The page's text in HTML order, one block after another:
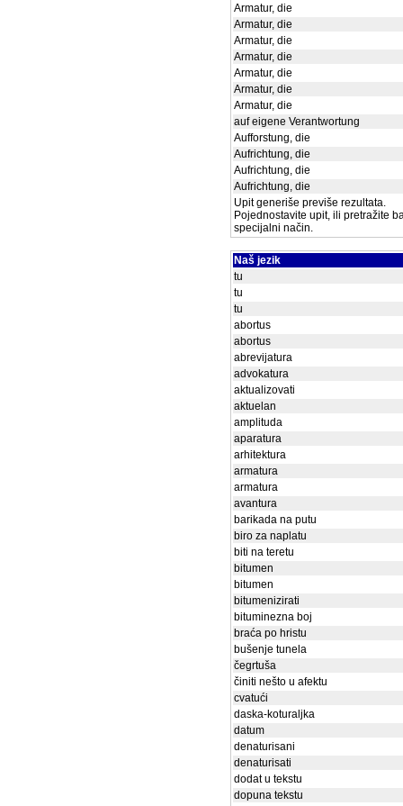
Armatur, die
Armatur, die
Armatur, die
Armatur, die
Armatur, die
Armatur, die
Armatur, die
auf eigene Verantwortung
Aufforstung, die
Aufrichtung, die
Aufrichtung, die
Aufrichtung, die
Upit generiše previše rezultata.
Pojednostavite upit, ili pretražite
specijalni način.
Naš jezik
tu
tu
tu
abortus
abortus
abrevijatura
advokatura
aktualizovati
aktuelan
amplituda
aparatura
arhitektura
armatura
armatura
avantura
barikada na putu
biro za naplatu
biti na teretu
bitumen
bitumen
bitumenizirati
bituminezna boj
braća po hristu
bušenje tunela
čegrtuša
činiti nešto u afektu
cvatući
daska-koturaljka
datum
denaturisani
denaturisati
dodat u tekstu
dopuna tekstu